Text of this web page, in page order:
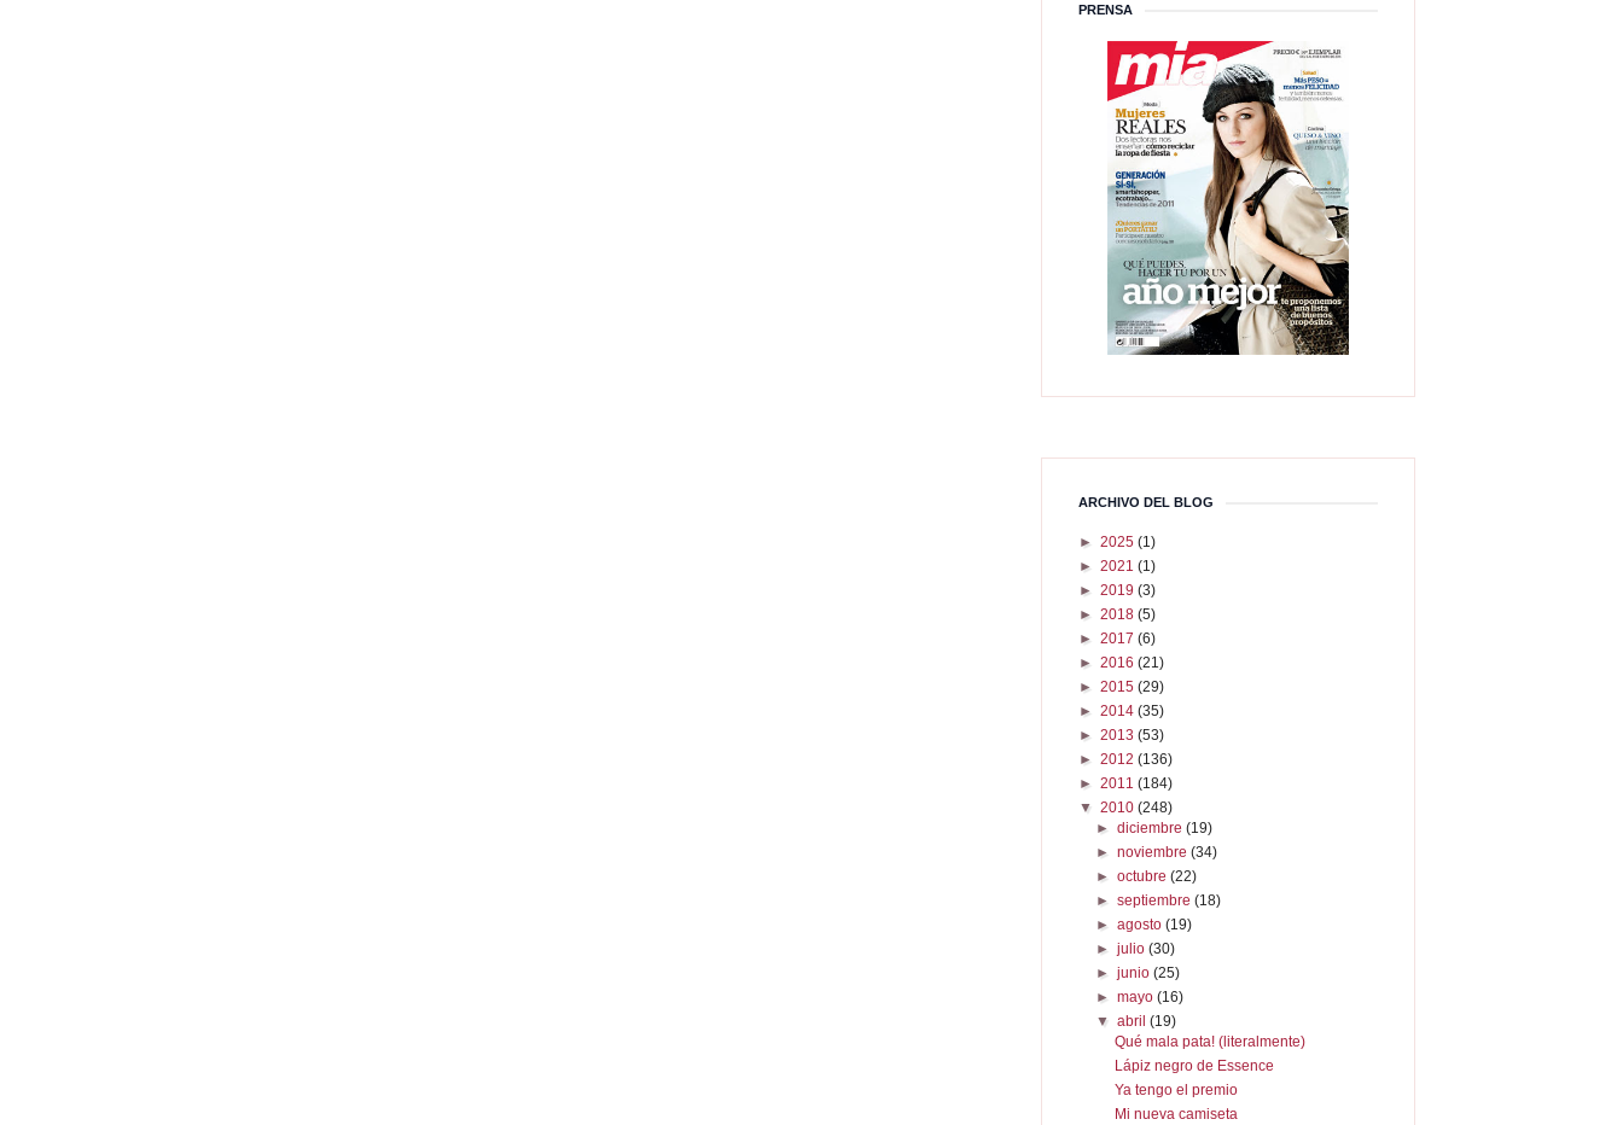
PRENSA
ARCHIVO DEL BLOG
► 2025 (1)
► 2021 (1)
► 2019 (3)
► 2018 (5)
► 2017 (6)
► 2016 (21)
► 2015 (29)
► 2014 (35)
► 2013 (53)
► 2012 (136)
► 2011 (184)
▼ 2010 (248)
►diciembre(19)
►noviembre(34)
►octubre(22)
►septiembre(18)
►agosto(19)
►julio(30)
►junio(25)
►mayo(16)
▼abril(19)
Qué mala pata! (literalmente)
Lápiz negro de Essence
Ya tengo el premio
Mi nueva camiseta